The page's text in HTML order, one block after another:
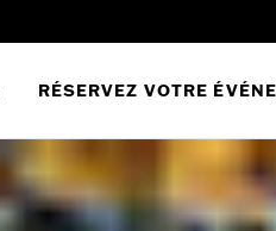
RÉSERVEZ VOTRE